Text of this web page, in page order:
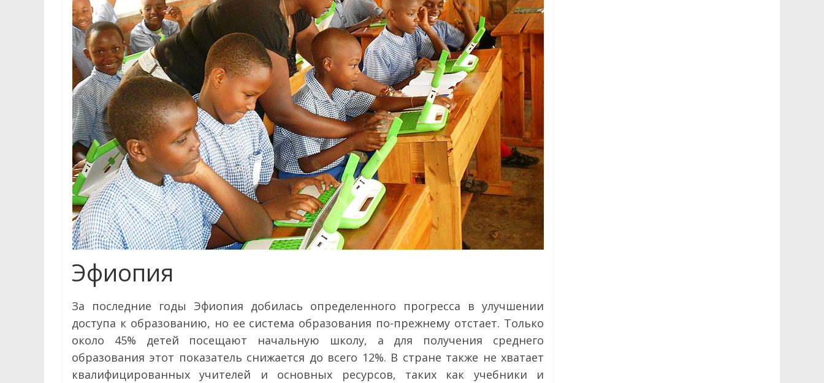
Эфиопия
За последние годы Эфиопия добилась определенного прогресса в улучшении
доступа к образованию, но ее система образования по-прежнему отстает. Только
около 45% детей посещают начальную школу, а для получения среднего
образования этот показатель снижается до всего 12%. В стране также не хватает
квалифицированных учителей и основных ресурсов, таких как учебники и